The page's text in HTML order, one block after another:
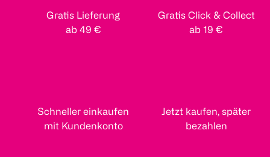
Gratis Lieferung
ab 49 €
Gratis Click & Collect
ab 19 €
Schneller einkaufen
mit Kundenkonto
Jetzt kaufen, später
bezahlen